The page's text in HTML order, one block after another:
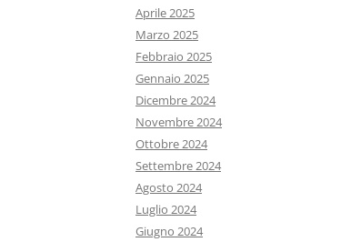
Aprile 2025
Marzo 2025
Febbraio 2025
Gennaio 2025
Dicembre 2024
Novembre 2024
Ottobre 2024
Settembre 2024
Agosto 2024
Luglio 2024
Giugno 2024